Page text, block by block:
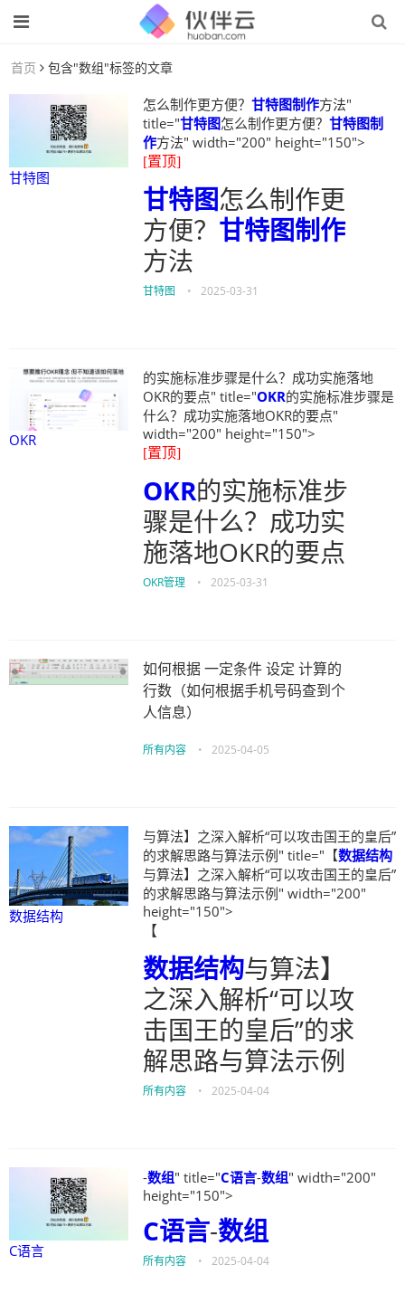
首页 包含"数组"标签的文章
甘特图
怎么制作更方便？ 甘特图制作方法"
title="甘特图怎么制作更方便？ 甘特图制
作方法" width="200" height="150">
[置顶]
甘特图怎么制作更
方便？ 甘特图制作
方法
甘特图 • 2025-03-31
OKR
的实施标准步骤是什么？成功实施落地
OKR的要点" title="OKR的实施标准步骤是
什么？成功实施落地OKR的要点"
width="200" height="150">
[置顶]
OKR的实施标准步
骤是什么？成功实
施落地OKR的要点
OKR管理 • 2025-03-31
如何根据 一定条件 设定 计算的
行数（如何根据手机号码查到个
人信息）
所有内容 • 2025-04-05
数据结构
与算法】之深入解析“可以攻击国王的皇后”
的求解思路与算法示例" title="【数据结构
与算法】之深入解析“可以攻击国王的皇后”
的求解思路与算法示例" width="200"
height="150">
【
数据结构与算法】
之深入解析“可以攻
击国王的皇后”的求
解思路与算法示例
所有内容 • 2025-04-04
C语言
-数组" title="C语言-数组" width="200"
height="150">
C语言-数组
所有内容 • 2025-04-04